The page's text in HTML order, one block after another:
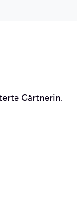
Gärtnerin.